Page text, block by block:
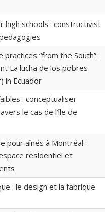
high schools : constructivist
practices “from the South” :
La lucha de los pobres
in Ecuador
: conceptualiser
le cas de l’île de
pour aînés à Montréal :
résidentiel et
: le design et la fabrique